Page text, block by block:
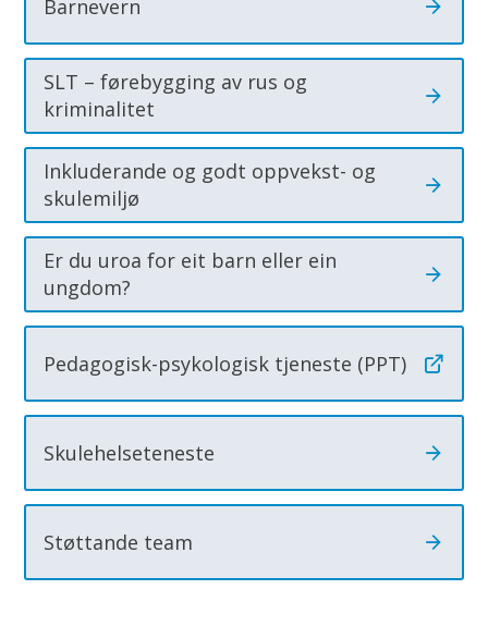
Barnevern
SLT – førebygging av rus og
kriminalitet
Inkluderande og godt oppvekst- og
skulemiljø
Er du uroa for eit barn eller ein
ungdom?
Pedagogisk-psykologisk tjeneste (PPT)
Skulehelseteneste
Støttande team